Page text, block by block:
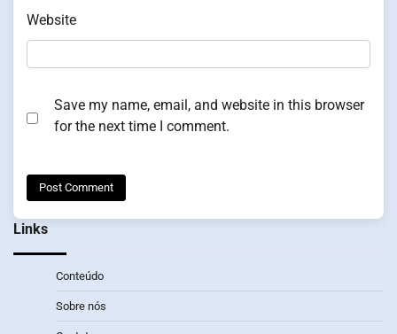
Website
Save my name, email, and website in this browser
for the next time I comment.
Links
Conteúdo
Sobre nós